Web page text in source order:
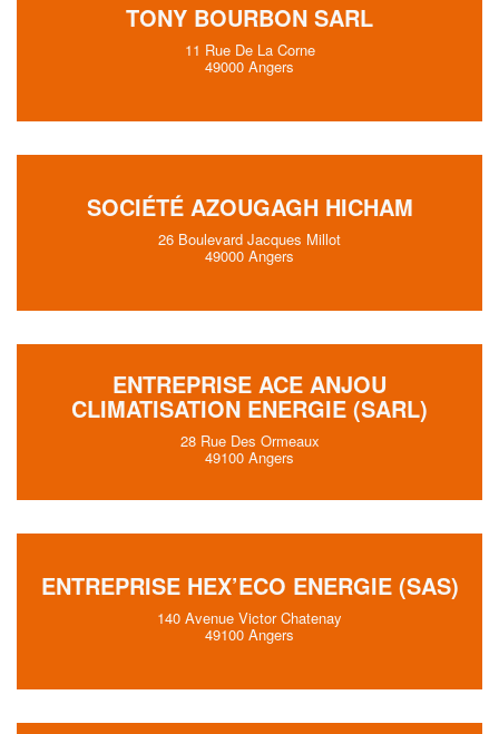
TONY BOURBON SARL
11 Rue De La Corne
49000 Angers
SOCIÉTÉ AZOUGAGH HICHAM
26 Boulevard Jacques Millot
49000 Angers
ENTREPRISE ACE ANJOU
CLIMATISATION ENERGIE (SARL)
28 Rue Des Ormeaux
49100 Angers
ENTREPRISE HEX’ECO ENERGIE (SAS)
140 Avenue Victor Chatenay
49100 Angers